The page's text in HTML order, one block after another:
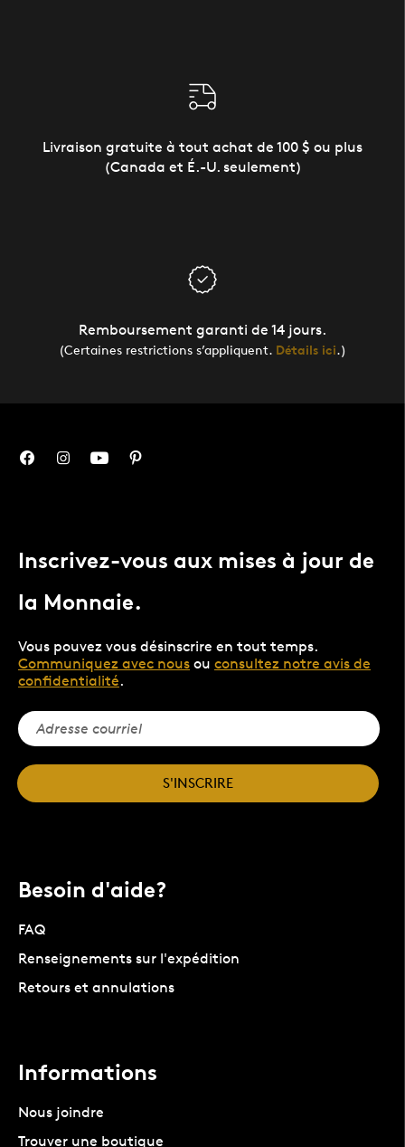
Livraison gratuite à tout achat de 100 $ ou plus
(Canada et É.-U. seulement)
Remboursement garanti de 14 jours.
(Certaines restrictions s’appliquent. Détails ici.)
Inscrivez-vous aux mises à jour de
la Monnaie.
Vous pouvez vous désinscrire en tout temps.
Communiquez avec nous ou consultez notre avis de
confidentialité.
S'INSCRIRE
Besoin d'aide?
FAQ
Renseignements sur l'expédition
Retours et annulations
Informations
Nous joindre
Trouver une boutique